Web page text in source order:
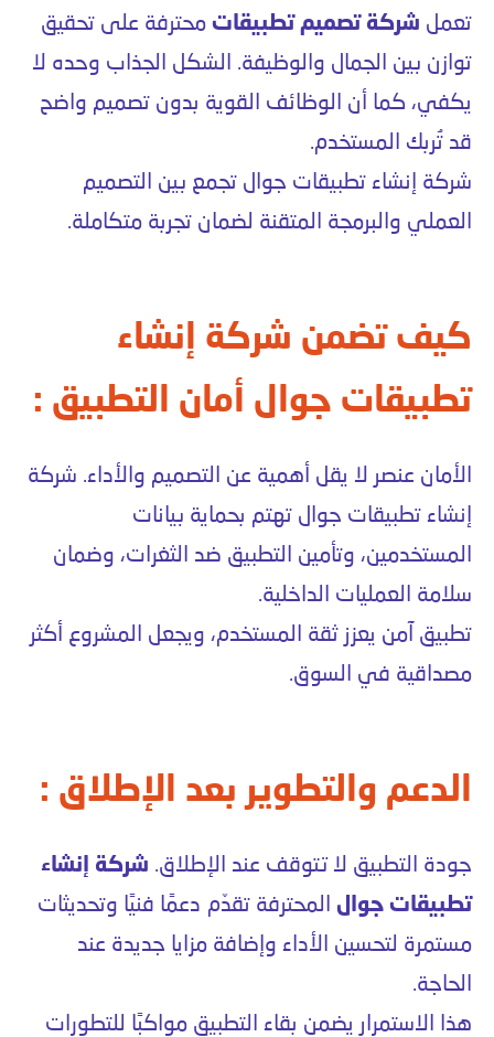
تعمل شركة تصميم تطبيقات محترفة على تحقيق
توازن بين الجمال والوظيفة. الشكل الجذاب وحده لا
يكفي، كما أن الوظائف القوية بدون تصميم واضح
قد تُربك المستخدم.
شركة إنشاء تطبيقات جوال تجمع بين التصميم
العملي والبرمجة المتقنة لضمان تجربة متكاملة.
كيف تضمن شركة إنشاء
تطبيقات جوال أمان التطبيق :
الأمان عنصر لا يقل أهمية عن التصميم والأداء. شركة
إنشاء تطبيقات جوال تهتم بحماية بيانات
المستخدمين، وتأمين التطبيق ضد الثغرات، وضمان
سلامة العمليات الداخلية.
تطبيق آمن يعزز ثقة المستخدم، ويجعل المشروع أكثر
مصداقية في السوق.
الدعم والتطوير بعد الإطلاق :
جودة التطبيق لا تتوقف عند الإطلاق. شركة إنشاء
تطبيقات جوال المحترفة تقدّم دعمًا فنيًا وتحديثات
مستمرة لتحسين الأداء وإضافة مزايا جديدة عند
الحاجة.
هذا الاستمرار يضمن بقاء التطبيق مواكبًا للتطورات